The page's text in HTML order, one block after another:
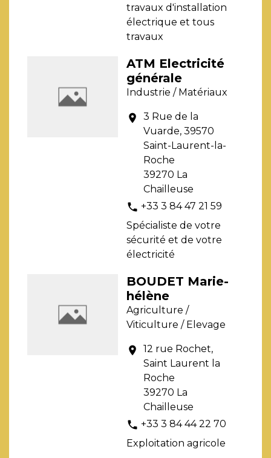
travaux d'installation
électrique et tous
travaux
ATM Electricité
générale
Industrie / Matériaux
location_on
3 Rue de la
Vuarde, 39570
Saint-Laurent-la-
Roche
39270 La
Chailleuse
phone +33 3 84 47 21 59
Spécialiste de votre
sécurité et de votre
électricité
BOUDET Marie-
hélène
Agriculture /
Viticulture / Elevage
location_on
12 rue Rochet,
Saint Laurent la
Roche
39270 La
Chailleuse
phone +33 3 84 44 22 70
Exploitation agricole